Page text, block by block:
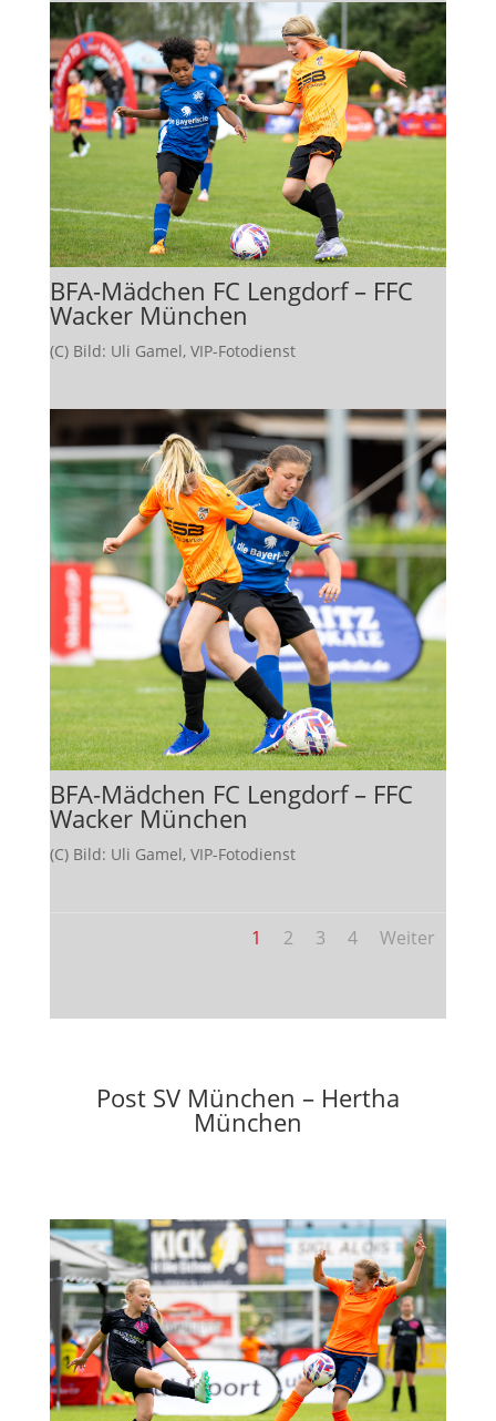
BFA-Mädchen FC Lengdorf – FFC
Wacker München
(C) Bild: Uli Gamel, VIP-Fotodienst
BFA-Mädchen FC Lengdorf – FFC
Wacker München
(C) Bild: Uli Gamel, VIP-Fotodienst
1 2 3 4 Weiter
Post SV München – Hertha
München